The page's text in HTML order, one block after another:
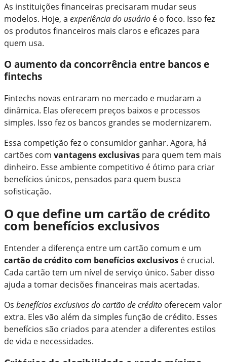
As instituições financeiras precisaram mudar seus
modelos. Hoje, a experiência do usuário é o foco. Isso fez
os produtos financeiros mais claros e eficazes para
quem usa.
O aumento da concorrência entre bancos e
fintechs
Fintechs novas entraram no mercado e mudaram a
dinâmica. Elas oferecem preços baixos e processos
simples. Isso fez os bancos grandes se modernizarem.
Essa competição fez o consumidor ganhar. Agora, há
cartões com vantagens exclusivas para quem tem mais
dinheiro. Esse ambiente competitivo é ótimo para criar
benefícios únicos, pensados para quem busca
sofisticação.
O que define um cartão de crédito
com benefícios exclusivos
Entender a diferença entre um cartão comum e um
cartão de crédito com benefícios exclusivos é crucial.
Cada cartão tem um nível de serviço único. Saber disso
ajuda a tomar decisões financeiras mais acertadas.
Os benefícios exclusivos do cartão de crédito oferecem valor
extra. Eles vão além da simples função de crédito. Esses
benefícios são criados para atender a diferentes estilos
de vida e necessidades.